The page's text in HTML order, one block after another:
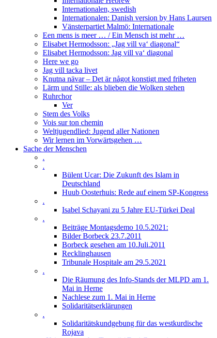
Internationalen, swedish
Internationalen: Danish version by Hans Laursen
Vänsterpartiet Malmö: Internationale
Een mens is meer … / Ein Mensch ist mehr …
Elisabet Hermodsson: „Jag vill va‘ diagonal“
Elisabet Hermodsson: Jag vill va‘ diagonal
Here we go
Jag vill tacka livet
Knutna nävar – Det är något konstigt med friheten
Lärm und Stille: als blieben die Wolken stehen
Ruhrchor
Ver
Stem des Volks
Vois sur ton chemin
Weltjugendlied: Jugend aller Nationen
Wir lernen im Vorwärtsgehen …
Sache der Menschen
.
.
Bülent Ucar: Die Zukunft des Islam in
Deutschland
Huub Oosterhuis: Rede auf einem SP-Kongress
.
Isabel Schayani zu 5 Jahre EU-Türkei Deal
.
Beiträge Montagsdemo 10.5.2021:
Bilder Borbeck 23.7.2011
Borbeck gesehen am 10.Juli.2011
Recklinghausen
Tribunale Hospitale am 29.5.2021
.
Die Räumung des Info-Stands der MLPD am 1.
Mai in Herne
Nachlese zum 1. Mai in Herne
Solidaritätserklärungen
.
Solidaritätskundgebung für das westkurdische
Rojava